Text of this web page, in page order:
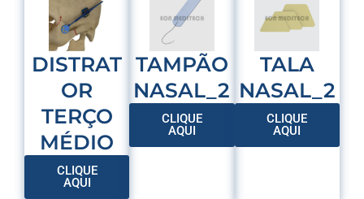
DISTRAT
OR
TERÇO
MÉDIO
CLIQUE
AQUI
TAMPÃO
NASAL_2
CLIQUE
AQUI
TALA
NASAL_2
CLIQUE
AQUI